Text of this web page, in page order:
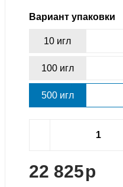
Вариант упаковки
10 игл
100 игл
500 игл
22 825